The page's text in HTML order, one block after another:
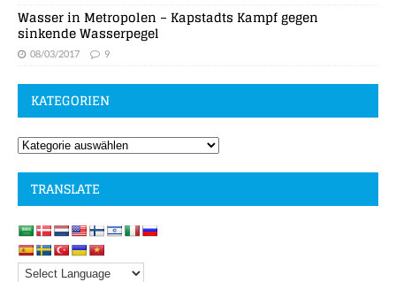
Wasser in Metropolen – Kapstadts Kampf gegen
sinkende Wasserpegel
08/03/2017 9
KATEGORIEN
TRANSLATE